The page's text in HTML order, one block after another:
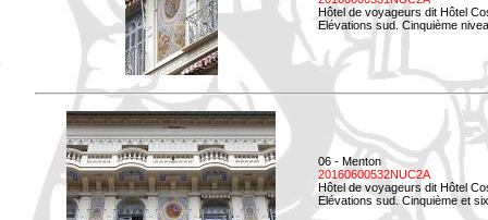
Hôtel de voyageurs dit Hôtel
Elévations sud. Cinquième
06 - Menton
20160600532NUC2A
Hôtel de voyageurs dit Hôtel
Elévations sud. Cinquième et